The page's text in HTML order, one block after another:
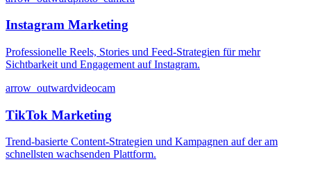
Instagram Marketing
Professionelle Reels, Stories und Feed-Strategien für mehr
Sichtbarkeit und Engagement auf Instagram.
arrow_outwardvideocam
TikTok Marketing
Trend-basierte Content-Strategien und Kampagnen auf der am
schnellsten wachsenden Plattform.